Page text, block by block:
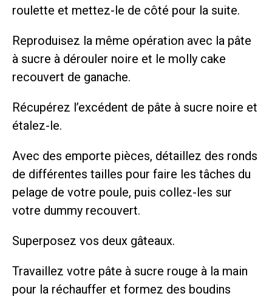
roulette et mettez-le de côté pour la suite.
Reproduisez la même opération avec la pâte
à sucre à dérouler noire et le molly cake
recouvert de ganache.
Récupérez l’excédent de pâte à sucre noire et
étalez-le.
Avec des emporte pièces, détaillez des ronds
de différentes tailles pour faire les tâches du
pelage de votre poule, puis collez-les sur
votre dummy recouvert.
Superposez vos deux gâteaux.
Travaillez votre pâte à sucre rouge à la main
pour la réchauffer et formez des boudins